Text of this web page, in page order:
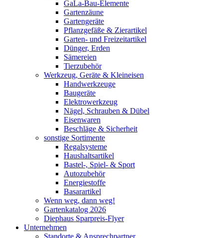
GaLa-Bau-Elemente
Gartenzäune
Gartengeräte
Pflanzgefäße & Zierartikel
Garten- und Freizeitartikel
Dünger, Erden
Sämereien
Tierzubehör
Werkzeug, Geräte & Kleineisen
Handwerkzeuge
Baugeräte
Elektrowerkzeug
Nägel, Schrauben & Dübel
Eisenwaren
Beschläge & Sicherheit
sonstige Sortimente
Regalsysteme
Haushaltsartikel
Bastel-, Spiel- & Sport
Autozubehör
Energiestoffe
Basarartikel
Wenn weg, dann weg!
Gartenkatalog 2026
Diephaus Sparpreis-Flyer
Unternehmen
Standorte & Ansprechpartner